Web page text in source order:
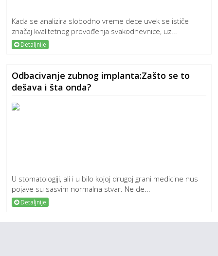
Kada se analizira slobodno vreme dece uvek se ističe
značaj kvalitetnog provođenja svakodnevnice, uz...
Detaljnije
Odbacivanje zubnog implanta:Zašto se to
dešava i šta onda?
U stomatologiji, ali i u bilo kojoj drugoj grani medicine nus
pojave su sasvim normalna stvar. Ne de...
Detaljnije